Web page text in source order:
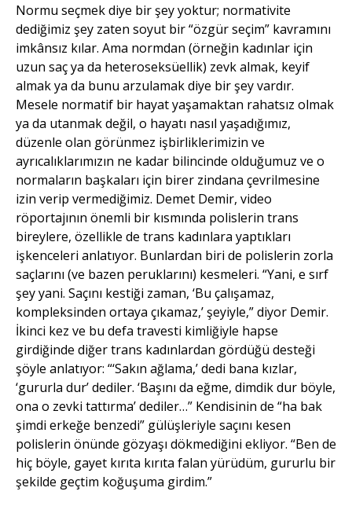
Normu seçmek diye bir şey yoktur; normativite
dediğimiz şey zaten soyut bir “özgür seçim” kavramını
imkânsız kılar. Ama normdan (örneğin kadınlar için
uzun saç ya da heteroseksüellik) zevk almak, keyif
almak ya da bunu arzulamak diye bir şey vardır.
Mesele normatif bir hayat yaşamaktan rahatsız olmak
ya da utanmak değil, o hayatı nasıl yaşadığımız,
düzenle olan görünmez işbirliklerimizin ve
ayrıcalıklarımızın ne kadar bilincinde olduğumuz ve o
normaların başkaları için birer zindana çevrilmesine
izin verip vermediğimiz. Demet Demir, video
röportajının önemli bir kısmında polislerin trans
bireylere, özellikle de trans kadınlara yaptıkları
işkenceleri anlatıyor. Bunlardan biri de polislerin zorla
saçlarını (ve bazen peruklarını) kesmeleri. “Yani, e sırf
şey yani. Saçını kestiği zaman, ‘Bu çalışamaz,
kompleksinden ortaya çıkamaz,’ şeyiyle,” diyor Demir.
İkinci kez ve bu defa travesti kimliğiyle hapse
girdiğinde diğer trans kadınlardan gördüğü desteği
şöyle anlatıyor: “‘Sakın ağlama,’ dedi bana kızlar,
‘gururla dur’ dediler. ‘Başını da eğme, dimdik dur böyle,
ona o zevki tattırma’ dediler…” Kendisinin de “ha bak
şimdi erkeğe benzedi” gülüşleriyle saçını kesen
polislerin önünde gözyaşı dökmediğini ekliyor. “Ben de
hiç böyle, gayet kırıta kırıta falan yürüdüm, gururlu bir
şekilde geçtim koğuşuma girdim.”